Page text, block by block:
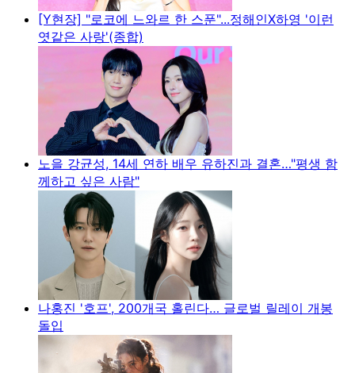
[Y현장] "로코에 느와르 한 스푼"...정해인X하영 '이런
엿같은 사랑'(종합)
노을 강균성, 14세 연하 배우 유하진과 결혼…"평생 함
께하고 싶은 사람"
나홍진 '호프', 200개국 홀린다… 글로벌 릴레이 개봉
돌입